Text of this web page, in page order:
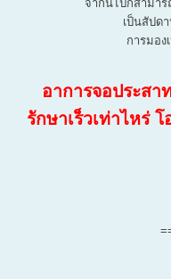
จากนี้ไปก็สามา
เป็นสัปด
การมอ
อาการจอประสา
รักษาเร็วเท่าไหร่